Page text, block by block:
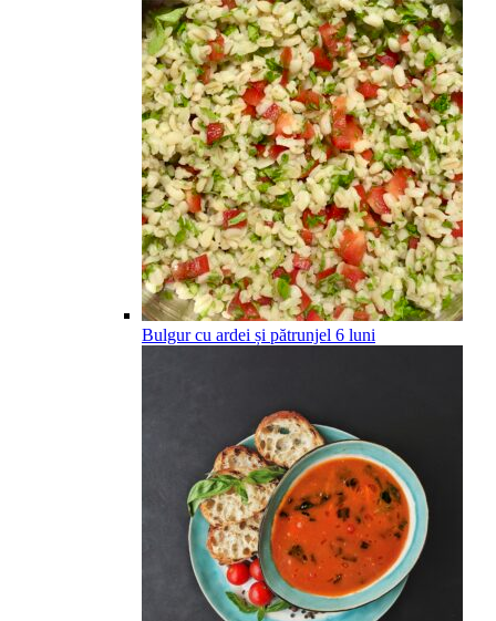
Bulgur cu ardei și pătrunjel 6 luni